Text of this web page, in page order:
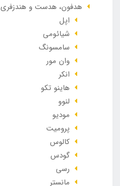
هدفون، هدست و هندزفری
اپل
شیائومی
سامسونگ
وان مور
انکر
هاینو تکو
لنوو
مودیو
پرومیت
کالوس
گودس
رسی
مانستر